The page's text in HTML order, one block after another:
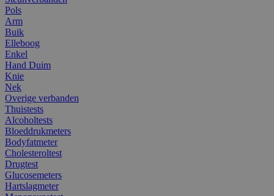
Pols
Arm
Buik
Elleboog
Enkel
Hand Duim
Knie
Nek
Overige verbanden
Thuistests
Alcoholtests
Bloeddrukmeters
Bodyfatmeter
Cholesteroltest
Drugtest
Glucosemeters
Hartslagmeter